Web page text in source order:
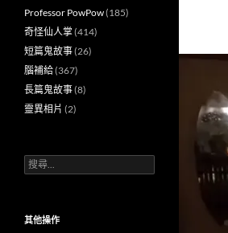
Professor PowPow(185)
奇怪仙人掌(414)
短篇鬼故事(26)
腦補給(367)
長篇鬼故事(8)
靈異相片 (2)
搜
尋
字:
其他操作